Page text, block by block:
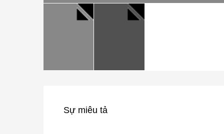
Sự miêu tả